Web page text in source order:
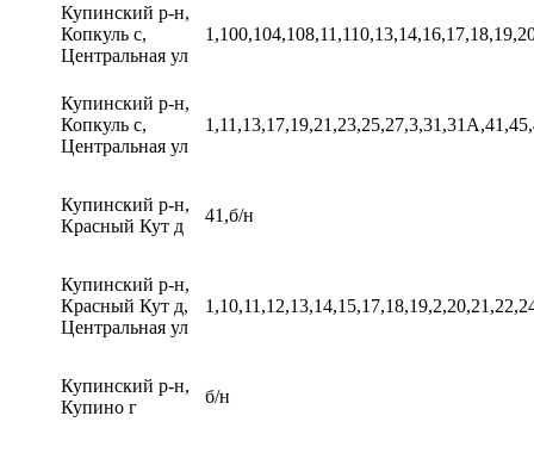
Купинский р-н,
Копкуль с,
Центральная ул
Купинский р-н,
Копкуль с,
Центральная ул
Купинский р-н,
Красный Кут д
41,б/н
Купинский р-н,
Красный Кут д,
Центральная ул
Купинский р-н,
Купино г
б/н